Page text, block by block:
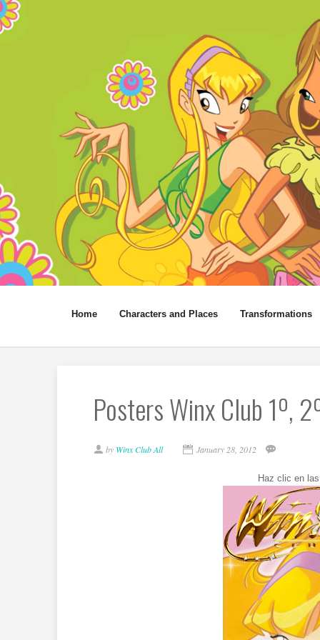
Home Characters and Places Transformations
Posters Winx Club 1º,
by Winx Club All January 28, 2012
Haz clic en